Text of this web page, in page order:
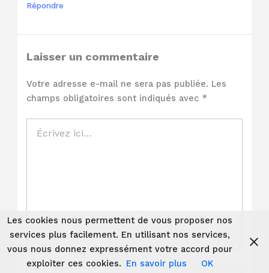
Répondre
Laisser un commentaire
Votre adresse e-mail ne sera pas publiée. Les
champs obligatoires sont indiqués avec *
ici…
Les cookies nous permettent de vous proposer nos
services plus facilement. En utilisant nos services,
vous nous donnez expressément votre accord pour
exploiter ces cookies. En savoir plus OK